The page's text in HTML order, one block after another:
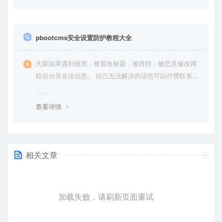
pbootcms安全设置防护教程大全
大家如果遇到被黑，被篡改标题，被跳转，被恶意修改网
站后台等非法信息。 自己无法解决的话也可以付费联系站
查看详情
相关文章
加载失败，请刷新页面重试